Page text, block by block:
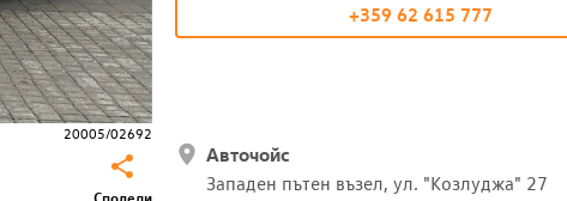
20005/02692
+359 62 615 777
Авточойс
Западен пътен възел, ул. "Козлуджа" 27
Сподели